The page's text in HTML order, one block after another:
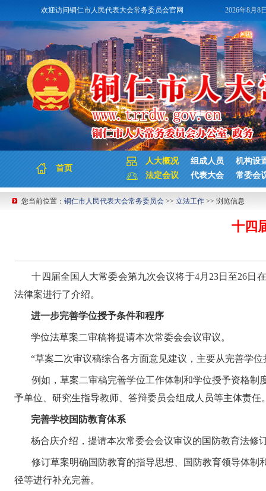
欢迎访问铜仁市人民代表大会常务委员会官网 2026年8月8
首页
人大概况 组成人员
机构设
法定会议
代表大会 常委会
您当前位置： 铜仁市人民代表大会常务委员会 >> 立法工作 >> 浏览信息
十四
十四届全国人大常委会第九次会议将于4月23日至26日
法律案进行了介绍。
进一步完善学位授予条件和程序
学位法草案二审稿将提请本次常委会会议审议。
“草案二次审议稿综合各方面意见建议，主要从完善学
例如，草案二审稿完善学位工作体制和学位授予资格
予单位、研究生指导教师、答辩委员会组成人员等主体责
完善学校国防教育体系
杨合庆介绍，提请本次常委会会议审议的国防教育法
修订草案明确国防教育的指导思想、国防教育领导体
径等进行补充完善。